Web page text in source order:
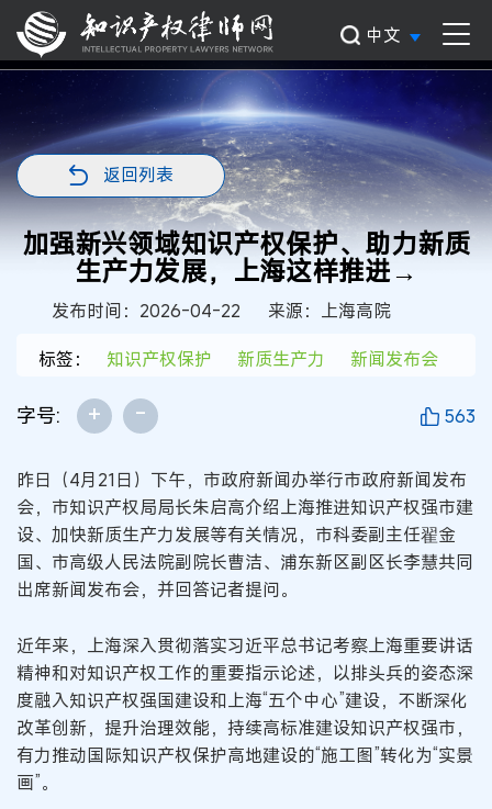
中文
返回列表
加强新兴领域知识产权保护、助力新质
生产力发展，上海这样推进→
发布时间：2026-04-22
来源：上海高院
标签：
知识产权保护 新质生产力 新闻发布会
字号: + - 563
昨日（4月21日）下午，市政府新闻办举行市政府新闻发布
会，市知识产权局局长朱启高介绍上海推进知识产权强市建
设、加快新质生产力发展等有关情况，市科委副主任翟金
国、市高级人民法院副院长曹洁、浦东新区副区长李慧共同
出席新闻发布会，并回答记者提问。
近年来，上海深入贯彻落实习近平总书记考察上海重要讲话
精神和对知识产权工作的重要指示论述，以排头兵的姿态深
度融入知识产权强国建设和上海“五个中心”建设，不断深化
改革创新，提升治理效能，持续高标准建设知识产权强市，
有力推动国际知识产权保护高地建设的“施工图”转化为“实景
画”。